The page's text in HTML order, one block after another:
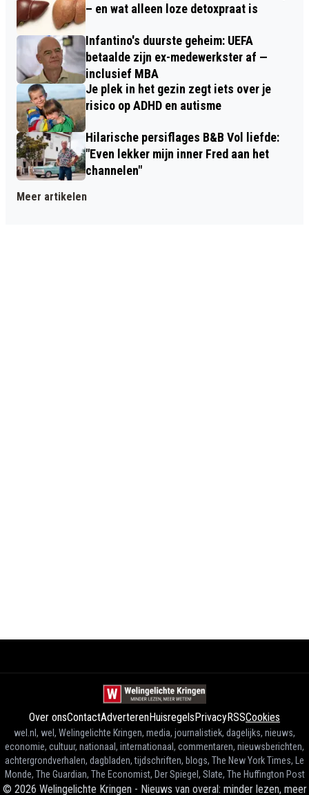
– en wat alleen loze detoxpraat is
Infantino's duurste geheim: UEFA
betaalde zijn ex-medewerkster af —
inclusief MBA
Je plek in het gezin zegt iets over je
risico op ADHD en autisme
Hilarische persiflages B&B Vol liefde:
"Even lekker mijn inner Fred aan het
channelen"
Meer artikelen
Over onsContactAdverterenHuisregelsPrivacyRSSCookies
wel.nl, wel, Welingelichte Kringen, media, journalistiek, dagelijks, nieuws,
economie, cultuur, nationaal, internationaal, commentaren, nieuwsberichten,
achtergrondverhalen, dagbladen, tijdschriften, blogs, The New York Times, Le
Monde, The Guardian, The Economist, Der Spiegel, Slate, The Huffington Post
© 2026 Welingelichte Kringen - Nieuws van overal: minder lezen, meer